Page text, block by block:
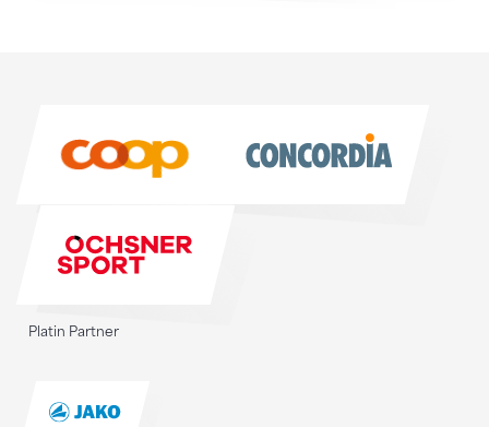
Platin Partner